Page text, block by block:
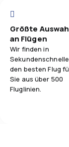
Größte
an Flügen
Wir finden in
Sekundenschnelle
den besten Flug
Sie aus über 500
Fluglinien.